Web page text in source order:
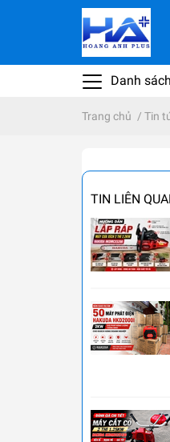
Danh
Trang chủ / Tin
TIN LIÊN